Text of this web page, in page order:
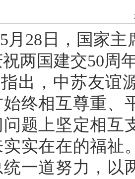
月28日，国家
两国建交50周
出，中苏友谊
终相互尊重、
题上坚定相互
实实在在的福祉
一道努力，以